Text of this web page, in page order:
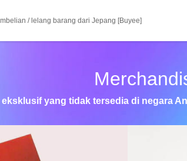
/ lelang barang dari Jepang [Buyee]
yang tidak tersedia di negara